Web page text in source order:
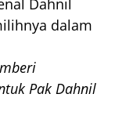
Dahnil
dalam
Pak Dahnil